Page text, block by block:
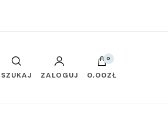
SZUKAJ ZALOGUJ
0
0,00ZŁ